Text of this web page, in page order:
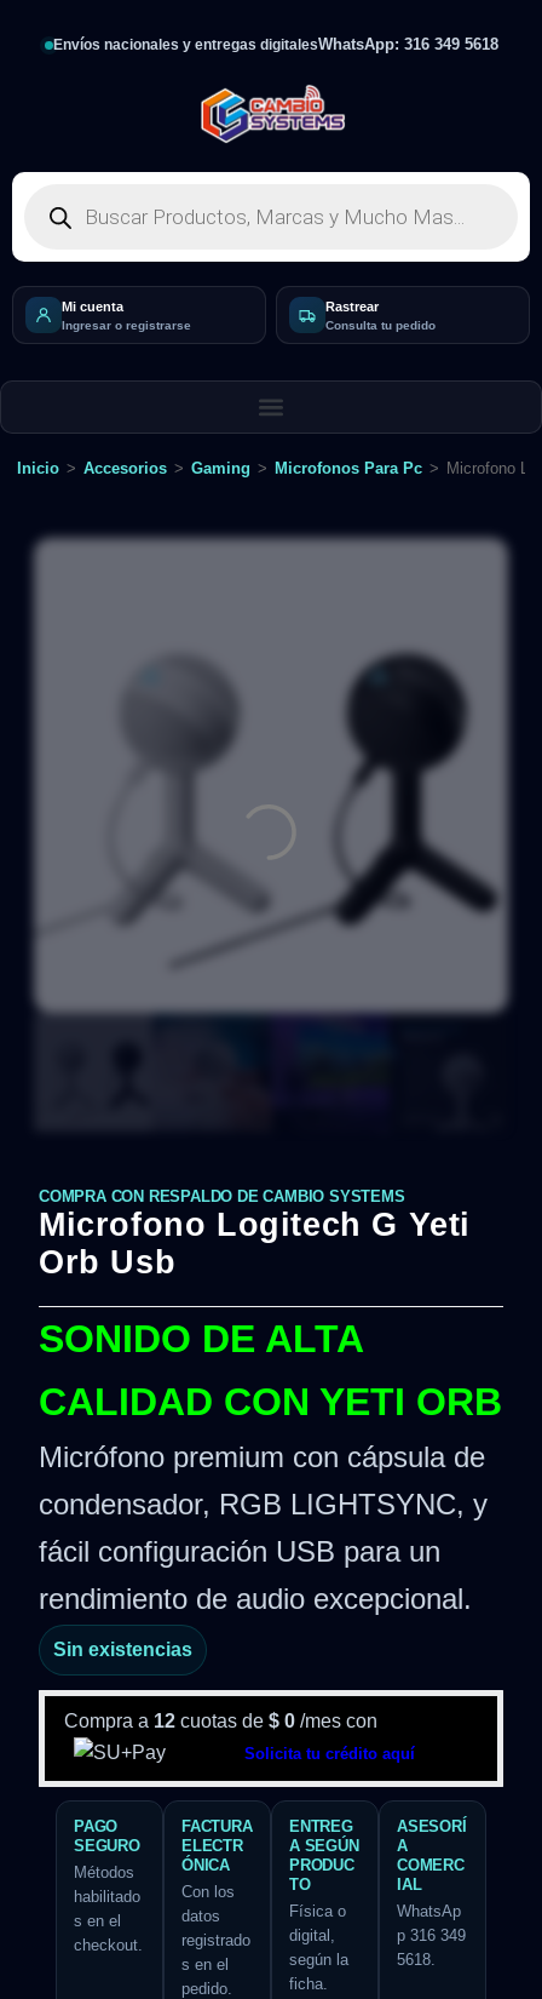
Envíos nacionales y entregas digitalesWhatsApp: 316 349 5618
Mi cuenta
Ingresar o registrarse
Rastrear
Consulta tu pedido
Inicio > Accesorios > Gaming > Microfonos Para Pc > Microfono
COMPRA CON RESPALDO DE CAMBIO SYSTEMS
Microfono Logitech G Yeti
Orb Usb
SONIDO DE ALTA
CALIDAD CON YETI ORB
Micrófono premium con cápsula de
condensador, RGB LIGHTSYNC, y
fácil configuración USB para un
rendimiento de audio excepcional.
Sin existencias
Compra a 12 cuotas de $ 0 /mes con
Solicita tu crédito aquí
PAGO
SEGURO
Métodos
habilitado
s en el
checkout.
FACTURA
ELECTR
ÓNICA
Con los
datos
registrado
s en el
pedido.
ENTREG
A SEGÚN
PRODUC
TO
Física o
digital,
según la
ficha.
ASESORÍ
A
COMERC
IAL
WhatsAp
p 316 349
5618.